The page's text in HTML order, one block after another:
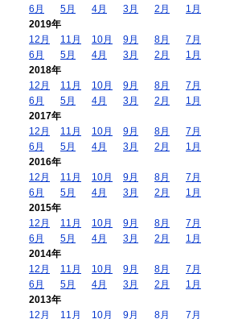
6月
5月 4月 3月 2月
1月
2019年
12月
11月 10月 9月 8月
7月
6月
5月 4月 3月 2月
1月
2018年
12月
11月 10月 9月 8月
7月
6月
5月 4月 3月 2月
1月
2017年
12月
11月 10月 9月 8月
7月
6月
5月 4月 3月 2月
1月
2016年
12月
11月 10月 9月 8月
7月
6月
5月 4月 3月 2月
1月
2015年
12月
11月 10月 9月 8月
7月
6月
5月 4月 3月 2月
1月
2014年
12月
11月 10月 9月 8月
7月
6月
5月 4月 3月 2月
1月
2013年
12月
11月 10月 9月 8月 7月